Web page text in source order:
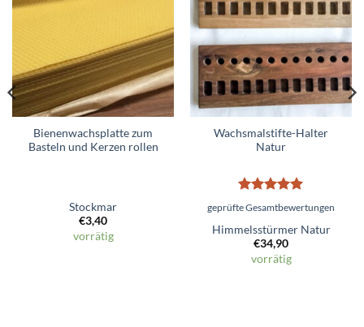
Bienenwachsplatte zum
Basteln und Kerzen rollen
Stockmar
€3,40
vorrätig
Wunschzettel
hinzufügen
Wachsmalstifte-Halter
Natur
Bewertet
5
geprüfte Gesamtbewertungen
Himmelsstürmer Natur
€34,90
vorrätig